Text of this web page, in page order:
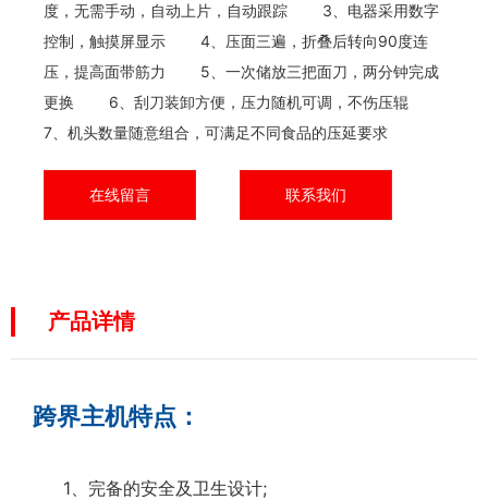
度，无需手动，自动上片，自动跟踪 3、电器采用数字
控制，触摸屏显示 4、压面三遍，折叠后转向90度连
压，提高面带筋力 5、一次储放三把面刀，两分钟完成
更换 6、刮刀装卸方便，压力随机可调，不伤压辊
7、机头数量随意组合，可满足不同食品的压延要求
在线留言 联系我们
产品详情
跨界主机特点：
1、完备的安全及卫生设计;